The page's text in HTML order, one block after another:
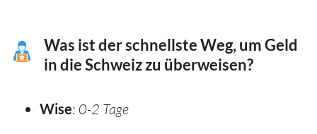
Was ist der schnellste Weg, um Geld
in die Schweiz zu überweisen?
Wise: 0-2 Tage